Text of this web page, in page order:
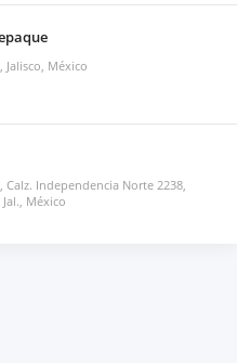
Jalisco, México
Calz. Independencia Norte 2238,
México